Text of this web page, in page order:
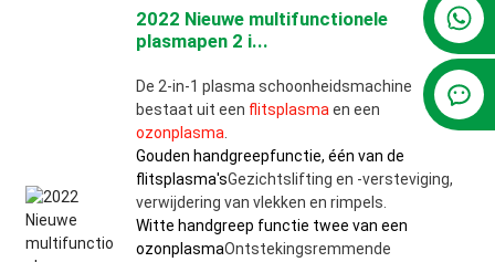
+86 13381209830
2022 Nieuwe multifunctionele
plasmapen 2 i...
De 2-in-1 plasma schoonheidsmachine
bestaat uit een flitsplasma en een
ozonplasma
Gouden handgreepfunctie, één van de
flitsplasma'sGezichtslifting en -versteviging,
verwijdering van vlekken en rimpels.
Witte handgreep functie twee van een
ozonplasmaOntstekingsremmende